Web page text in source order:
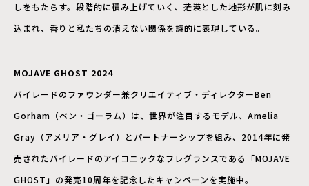
しをもたらす。段階的に積み上げていく、茫漠とした地形が肌に刻み
込まれ、香りと私たちの消えない関係を詩的に表現している。
MOJAVE GHOST 2024
バイレードのファウンダー兼クリエイティブ・ディレクターBen
Gorham（ベン・ゴーラム）は、世界が注目するモデル、Amelia
Gray（アメリア・グレイ）とパートナーシップを組み、2014年に発
売されたバイレードのアイコニックなフレグランスである「MOJAVE
GHOST」の発売10周年を記念したキャンペーンを実施中。